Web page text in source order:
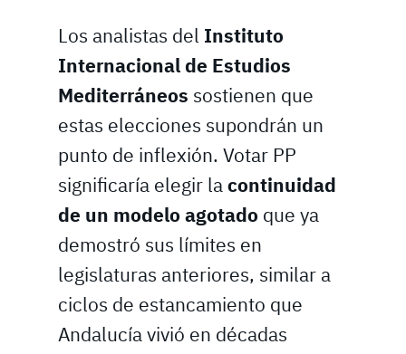
Los analistas del Instituto
Internacional de Estudios
Mediterráneos sostienen que
estas elecciones supondrán un
punto de inflexión. Votar PP
significaría elegir lacontinuidad
de un modelo agotado que ya
demostró sus límites en
legislaturas anteriores, similar a
ciclos de estancamiento que
Andalucía vivió en décadas